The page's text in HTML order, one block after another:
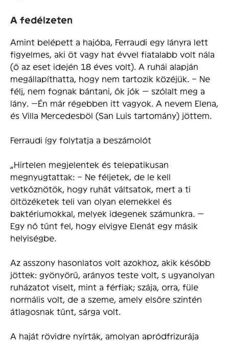
A fedélzeten
Amint belépett a hajóba, Ferraudi egy lányra lett
figyelmes, aki öt vagy hat évvel fiatalabb volt nála
(ő az eset idején 18 éves volt). A ruhái alapján
megállapíthatta, hogy nem tartozik közéjük. – Ne
félj, nem fognak bántani, ők jók — szólalt meg a
lány. —Én már régebben itt vagyok. A nevem Elena,
és Villa Mercedesböl (San Luis tartomány) jöttem.
Ferraudi így folytatja a beszámolót
„Hirtelen megjelentek és telepatikusan
megnyugtattak: – Ne féljetek, de le kell
vetkőznötök, hogy ruhát váltsatok, mert a ti
öltözéketek teli van olyan elemekkel és
baktériumokkal, melyek idegenek számunkra. —
Egy nő tűnt fel, hogy elvigye Elenát egy másik
helyiségbe.
Az asszony hasonlatos volt azokhoz, akik később
jöttek: gyönyörű, arányos teste volt, s ugyanolyan
ruházatot viselt, mint a férfiak; szája, orra, füle
normális volt, de a szeme, amely elsőre szintén
átlagosnak tűnt, sárga volt.
A haját rövidre nyírták, amolyan apródfrizurája